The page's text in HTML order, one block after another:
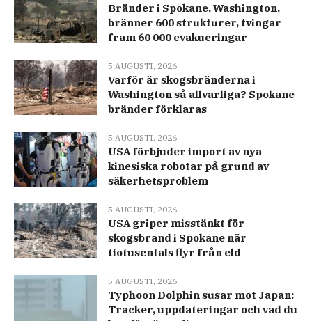
Bränder i Spokane, Washington,
bränner 600 strukturer, tvingar
fram 60 000 evakueringar
5 AUGUSTI, 2026
Varför är skogsbränderna i
Washington så allvarliga? Spokane
bränder förklaras
5 AUGUSTI, 2026
USA förbjuder import av nya
kinesiska robotar på grund av
säkerhetsproblem
5 AUGUSTI, 2026
USA griper misstänkt för
skogsbrand i Spokane när
tiotusentals flyr från eld
5 AUGUSTI, 2026
Typhoon Dolphin susar mot Japan:
Tracker, uppdateringar och vad du